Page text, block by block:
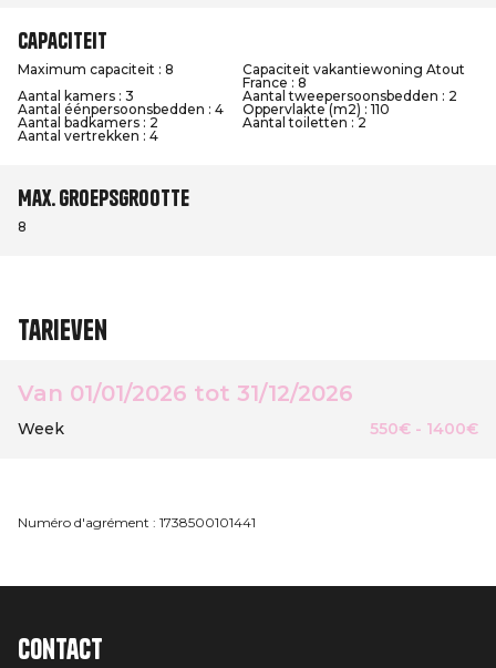
Capaciteit
Maximum capaciteit : 8
Capaciteit vakantiewoning Atout
France : 8
Aantal kamers : 3
Aantal tweepersoonsbedden : 2
Aantal éénpersoonsbedden : 4
Oppervlakte (m2) : 110
Aantal badkamers : 2
Aantal toiletten : 2
Aantal vertrekken : 4
Max. groepsgrootte
8
Tarieven
Van 01/01/2026 tot 31/12/2026
Week 550€ - 1400€
Numéro d'agrément : 1738500101441
Contact